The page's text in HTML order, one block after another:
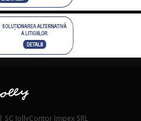
| SC JollyContor Impex SRL